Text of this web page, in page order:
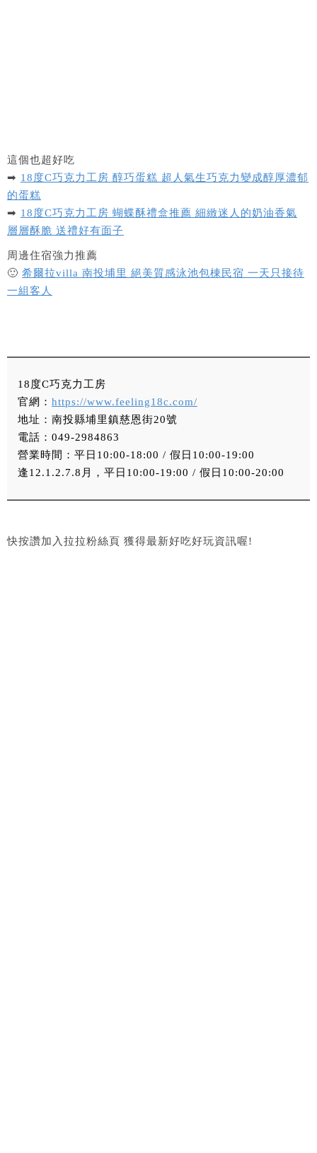
這個也超好吃
➡ 18度C巧克力工房 醇巧蛋糕 超人氣生巧克力變成醇厚濃郁
的蛋糕
➡ 18度C巧克力工房 蝴蝶酥禮盒推薦 細緻迷人的奶油香氣
層層酥脆 送禮好有面子
周邊住宿強力推薦
🙂 希爾拉villa 南投埔里 絕美質感泳池包棟民宿 一天只接待
一組客人
18度C巧克力工房
官網： https://www.feeling18c.com/
地址：南投縣埔里鎮慈恩街20號
電話：049-2984863
營業時間：平日10:00-18:00 / 假日10:00-19:00
逢12.1.2.7.8月，平日10:00-19:00 / 假日10:00-20:00
快按讚加入拉拉粉絲頁 獲得最新好吃好玩資訊喔!